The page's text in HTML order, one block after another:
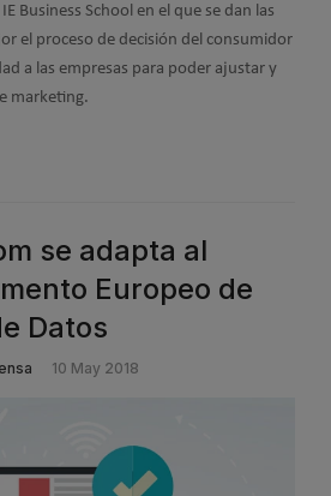
Business School en el que se dan las
el proceso de decisión del consumidor
a las empresas para poder ajustar y
marketing.
se adapta al
Europeo de
Datos
10 May 2018